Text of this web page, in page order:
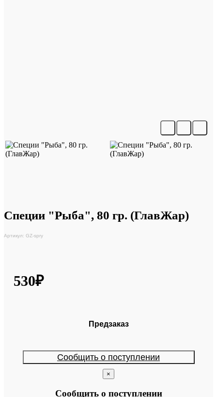
Специи "Рыба", 80 гр. (ГлавЖар)
Артикул: GZ-spry
530₽
Предзаказ
Сообщить о поступлении
×
Сообщить о поступлении